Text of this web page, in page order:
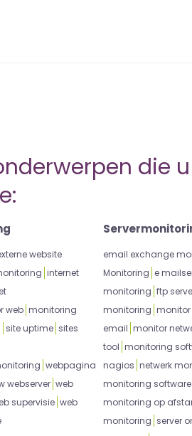
die
website
internet
web monitoring
site uptime sites
webpagina
webserver web
supervisie web
email exchange
Monitoring e
monitoring ftp
monitoring monitor
email monitor
tool monitoring
nagios netwerk
monitoring software
monitoring op
monitoring server